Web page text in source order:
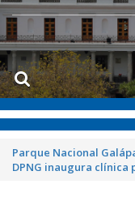
Parque Nacional
DPNG inaugura clínica